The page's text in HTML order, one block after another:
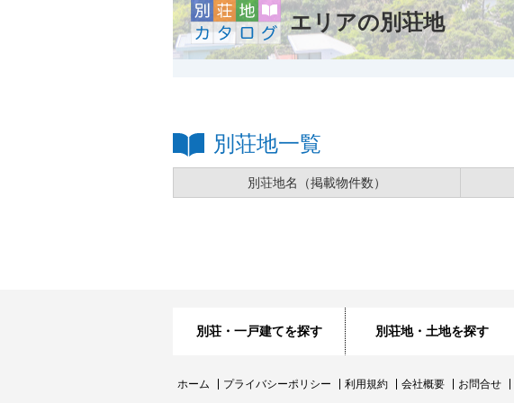
エリアの別荘地
別荘地一覧
別荘地名 （掲載物件数）
別荘・一戸建てを探す 別荘地・土地を探す
ホーム プライバシーポリシー 利用規約 会社概要 お問合せ